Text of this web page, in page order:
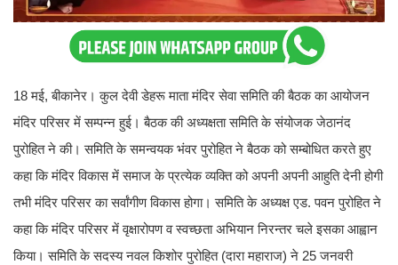
18 मई, बीकानेर। कुल देवी डेहरू माता मंदिर सेवा समिति की बैठक का आयोजन
मंदिर परिसर में सम्पन्न हुई। बैठक की अध्यक्षता समिति के संयोजक जेठानंद
पुरोहित ने की। समिति के समन्वयक भंवर पुरोहित ने बैठक को सम्बोधित करते हुए
कहा कि मंदिर विकास में समाज के प्रत्येक व्यक्ति को अपनी अपनी आहुति देनी होगी
तभी मंदिर परिसर का सर्वांगीण विकास होगा। समिति के अध्यक्ष एड. पवन पुरोहित ने
कहा कि मंदिर परिसर में वृक्षारोपण व स्वच्छता अभियान निरन्तर चले इसका आह्वान
किया। समिति के सदस्य नवल किशोर पुरोहित (दारा महाराज) ने 25 जनवरी